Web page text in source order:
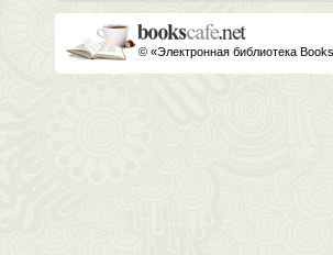
© «Электронная библиотека